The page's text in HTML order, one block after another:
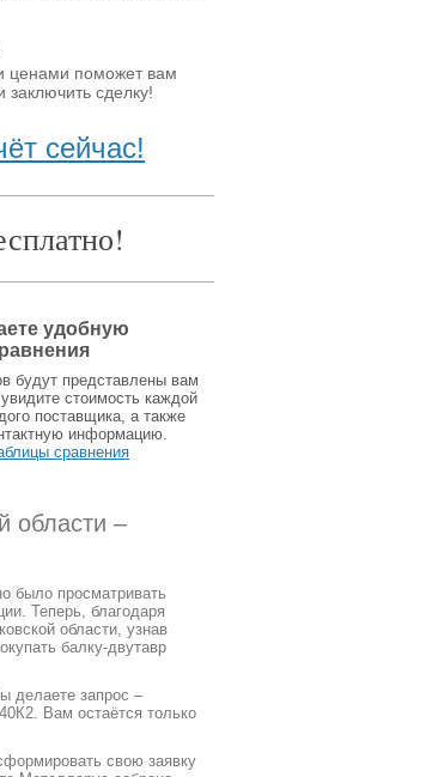
ценами поможет вам
сделку!
сейчас!
удобную
будут представлены вам
стоимость каждой
поставщика, а также
информацию.
сравнения
области –
было просматривать
Теперь, благодаря
области, узнав
балку-двутавр
делаете запрос –
Вам остаётся только
свою заявку